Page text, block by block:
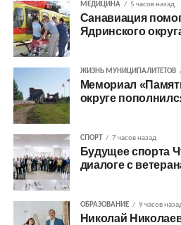
МЕДИЦИНА 5 часов назад
Санавиация
Ядринского
ЖИЗНЬ МУНИЦИПАЛИТЕТОВ
Мемориал
округе
СПОРТ 7 часов назад
Будущее спорта
диалоге с
ОБРАЗОВАНИЕ 9 часов
Николай